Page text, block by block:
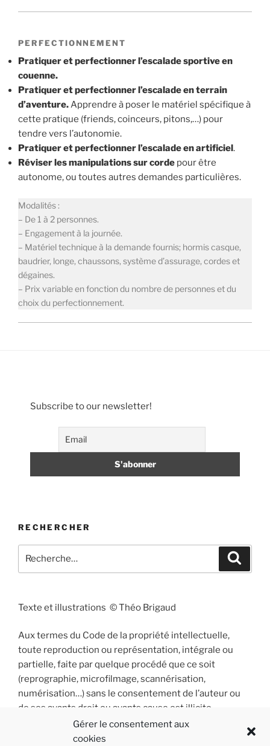
Gérer le consentement aux
cookies
PERFECTIONNEMENT
Pratiquer et perfectionner l’escalade sportive en
couenne.
Pratiquer et perfectionner l’escalade en terrain
d’aventure.Apprendre à poser le matériel spécifique à
cette pratique (friends, coinceurs, pitons,…) pour
tendre vers l’autonomie.
Pratiquer et perfectionner l’escalade en artificiel .
Réviser les manipulations sur corde pour être
autonome, ou toutes autres demandes particulières.
Modalités :
– De 1 à 2 personnes.
– Engagement à la journée.
– Matériel technique à la demande fournis; hormis casque,
baudrier, longe, chaussons, système d’assurage, cordes et
dégaines.
– Prix variable en fonction du nombre de personnes et du
choix du perfectionnement.
Subscribe to our newsletter!
RECHERCHER
pour
Texte et illustrations © Théo Brigaud
Aux termes du Code de la propriété intellectuelle,
toute reproduction ou représentation, intégrale ou
partielle, faite par quelque procédé que ce soit
(reprographie, microfilmage, scannérisation,
numérisation…) sans le consentement de l’auteur ou
de ses ayants droit ou ayants cause est illicite
et constitue une contrefaçon sanctionnée par les
articles L 335-2 et suivants du Code de la propriété